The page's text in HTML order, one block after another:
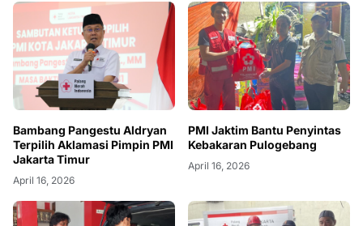
Bambang Pangestu Aldryan
Terpilih Aklamasi Pimpin PMI
Jakarta Timur
April 16, 2026
PMI Jaktim Bantu Penyintas
Kebakaran Pulogebang
April 16, 2026